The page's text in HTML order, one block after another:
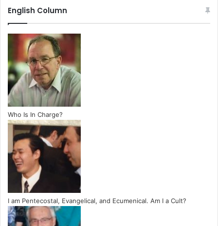
English Column
Who Is In Charge?
I am Pentecostal, Evangelical, and Ecumenical. Am I a Cult?